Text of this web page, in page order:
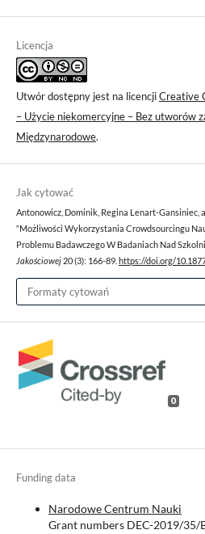
Licencja
Utwór dostępny jest na licencjiCreative
– Użycie niekomercyjne – Bez utworów
Międzynarodowe.
Jak cytować
Antonowicz, Dominik, Regina Lenart-Gansiniec,
“Możliwości Wykorzystania Crowdsourcingu
Problemu Badawczego W Badaniach Nad
Jakościowej 20 (3): 166-89. https://doi.org/
Formaty cytowań
0
Funding data
Narodowe Centrum Nauki
Grant numbers DEC-2019/35/